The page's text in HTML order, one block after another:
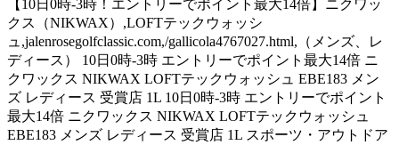
【10日0時-3時！エントリーでポイント最大14倍】ニクワッ
クス（NIKWAX）,LOFTテックウォッシ
ュ,jalenrosegolfclassic.com,/gallicola4767027.html,（メンズ、レ
ディース） 10日0時-3時 エントリーでポイント最大14倍 ニ
クワックス NIKWAX LOFTテックウォッシュ EBE183 メン
ズ レディース 受賞店 1L 10日0時-3時 エントリーでポイント
最大14倍 ニクワックス NIKWAX LOFTテックウォッシュ
EBE183 メンズ レディース 受賞店 1L スポーツ・アウトドア